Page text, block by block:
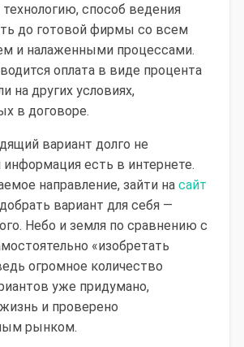
способ ведения
до готовой фирмы со всем
и налаженными процессами.
оплата в виде процента
на других условиях,
в договоре.
вариант долго не
информация есть в интернете.
направление, зайти на сайт
вариант для себя —
Небо и земля по сравнению с
«изобретать
огромное количество
уже придумано,
и проверено
рынком.